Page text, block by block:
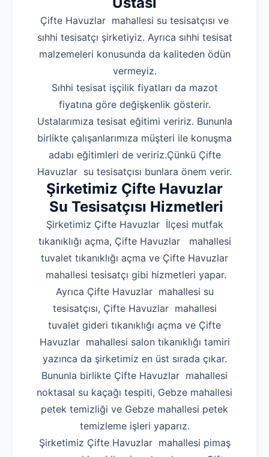
Çifte Havuzlar mahallesi su tesisatçısı ve
sıhhi tesisatçı şirketiyiz. Ayrıca sıhhi tesisat
malzemeleri konusunda da kaliteden ödün
vermeyiz.
Sıhhi tesisat işçilik fiyatları da mazot
fiyatına göre değişkenlik gösterir.
Ustalarımıza tesisat eğitimi veririz. Bununla
birlikte çalışanlarımıza müşteri ile konuşma
adabı eğitimleri de veririz.Çünkü Çifte
Havuzlar su tesisatçısı bunlara önem verir.
Şirketimiz Çifte Havuzlar
Su Tesisatçısı Hizmetleri
Şirketimiz Çifte Havuzlar İlçesi mutfak
tıkanıklığı açma, Çifte Havuzlar mahallesi
tuvalet tıkanıklığı açma ve Çifte Havuzlar
mahallesi tesisatçı gibi hizmetleri yapar.
Ayrıca Çifte Havuzlar mahallesi su
tesisatçısı, Çifte Havuzlar mahallesi
tuvalet gideri tıkanıklığı açma ve Çifte
Havuzlar mahallesi salon tıkanıklığı tamiri
yazınca da şirketimiz en üst sırada çıkar.
Bununla birlikte Çifte Havuzlar mahallesi
noktasal su kaçağı tespiti, Gebze mahallesi
petek temizliği ve Gebze mahallesi petek
temizleme işleri yaparız.
Şirketimiz Çifte Havuzlar mahallesi pimaş